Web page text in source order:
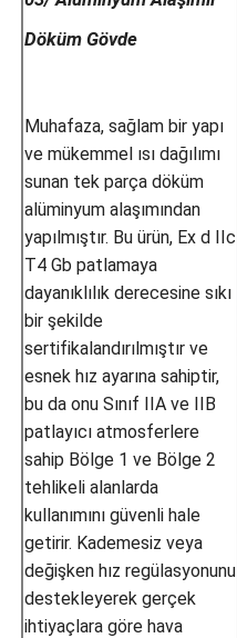
Döküm Gövde
Muhafaza, sağlam bir yapı
ve mükemmel ısı dağılımı
sunan tek parça döküm
alüminyum alaşımından
yapılmıştır. Bu ürün, Ex d IIc
T4 Gb patlamaya
dayanıklılık derecesine sıkı
bir şekilde
sertifikalandırılmıştır ve
esnek hız ayarına sahiptir,
bu da onu Sınıf IIA ve IIB
patlayıcı atmosferlere
sahip Bölge 1 ve Bölge 2
tehlikeli alanlarda
kullanımını güvenli hale
getirir. Kademesiz veya
değişken hız regülasyonunu
destekleyerek gerçek
ihtiyaçlara göre hava